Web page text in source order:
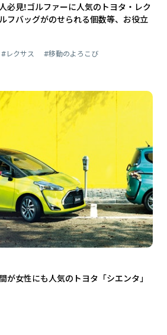
必見!ゴルファーに人気のトヨタ・レク
フバッグがのせられる個数等、お役立
#レクサス #移動のよろこび
が女性にも人気のトヨタ「シエンタ」